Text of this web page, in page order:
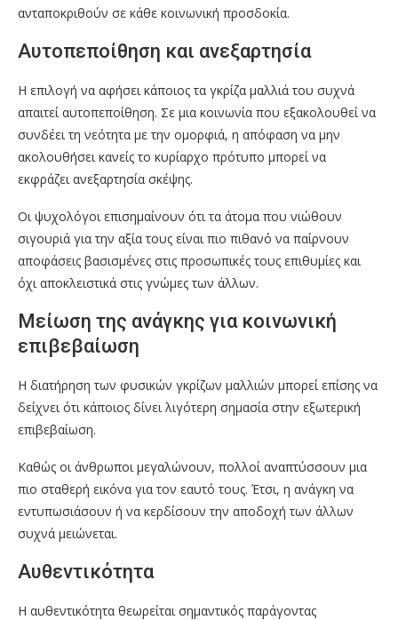
ανταποκριθούν σε κάθε κοινωνική προσδοκία.
Αυτοπεποίθηση και ανεξαρτησία
Η επιλογή να αφήσει κάποιος τα γκρίζα μαλλιά του συχνά
απαιτεί αυτοπεποίθηση. Σε μια κοινωνία που εξακολουθεί να
συνδέει τη νεότητα με την ομορφιά, η απόφαση να μην
ακολουθήσει κανείς το κυρίαρχο πρότυπο μπορεί να
εκφράζει ανεξαρτησία σκέψης.
Οι ψυχολόγοι επισημαίνουν ότι τα άτομα που νιώθουν
σιγουριά για την αξία τους είναι πιο πιθανό να παίρνουν
αποφάσεις βασισμένες στις προσωπικές τους επιθυμίες και
όχι αποκλειστικά στις γνώμες των άλλων.
Μείωση της ανάγκης για κοινωνική
επιβεβαίωση
Η διατήρηση των φυσικών γκρίζων μαλλιών μπορεί επίσης να
δείχνει ότι κάποιος δίνει λιγότερη σημασία στην εξωτερική
επιβεβαίωση.
Καθώς οι άνθρωποι μεγαλώνουν, πολλοί αναπτύσσουν μια
πιο σταθερή εικόνα για τον εαυτό τους. Έτσι, η ανάγκη να
εντυπωσιάσουν ή να κερδίσουν την αποδοχή των άλλων
συχνά μειώνεται.
Αυθεντικότητα
Η αυθεντικότητα θεωρείται σημαντικός παράγοντας